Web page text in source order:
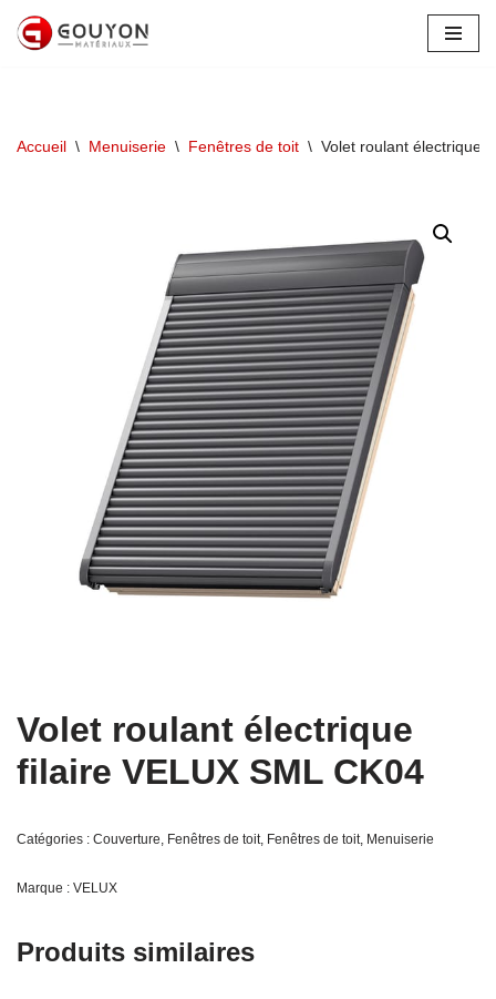
Accueil \ Menuiserie \ Fenêtres de toit \ Volet roulant électrique
Volet roulant électrique
filaire VELUX SML CK04
Catégories : Couverture, Fenêtres de toit, Fenêtres de toit, Menuiserie
Marque : VELUX
Produits similaires